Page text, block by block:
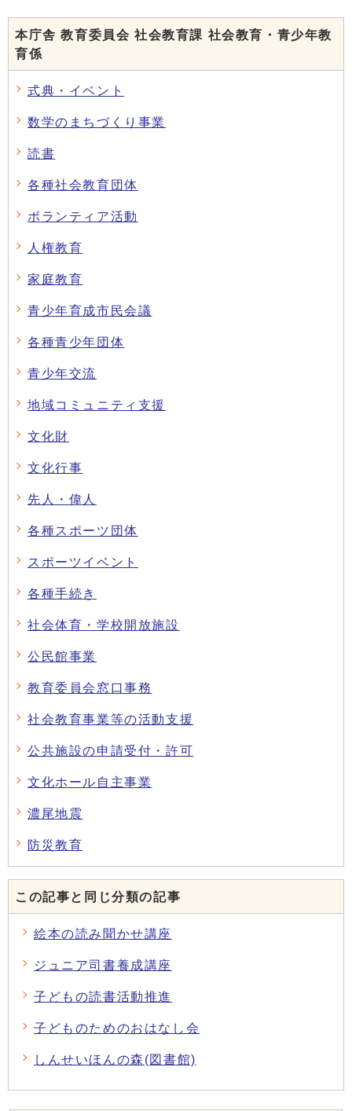
本庁舎 教育委員会 社会教育課 社会教育・青少年教
育係
式典・イベント
数学のまちづくり事業
読書
各種社会教育団体
ボランティア活動
人権教育
家庭教育
青少年育成市民会議
各種青少年団体
青少年交流
地域コミュニティ支援
文化財
文化行事
先人・偉人
各種スポーツ団体
スポーツイベント
各種手続き
社会体育・学校開放施設
公民館事業
教育委員会窓口事務
社会教育事業等の活動支援
公共施設の申請受付・許可
文化ホール自主事業
濃尾地震
防災教育
この記事と同じ分類の記事
絵本の読み聞かせ講座
ジュニア司書養成講座
子どもの読書活動推進
子どものためのおはなし会
しんせいほんの森(図書館)